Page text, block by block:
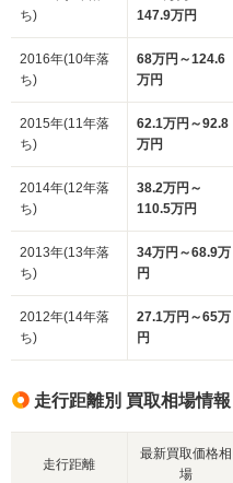
ち)
147.9万円
2016年(10年落
ち)
68万円～124.6
万円
2015年(11年落
ち)
62.1万円～92.8
万円
2014年(12年落
ち)
38.2万円～
110.5万円
2013年(13年落
ち)
34万円～68.9万
円
2012年(14年落
ち)
27.1万円～65万
円
走行距離別 買取相場情報
走行距離
最新買取価格相
場